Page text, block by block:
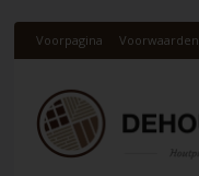
Voorpagina Voorwaarden